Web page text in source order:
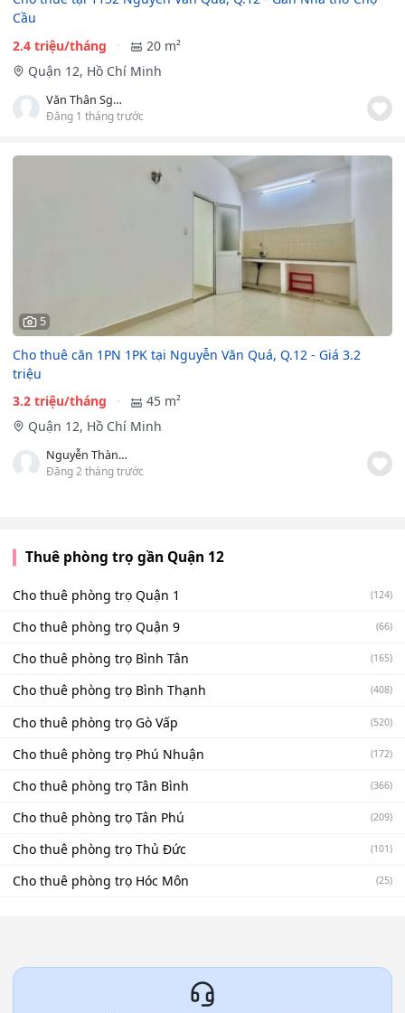
Cầu
2.4 triệu/tháng
20 m²
Quận 12, Hồ Chí Minh
Văn Thân Sghouses
Đăng 1 tháng trước
5
Cho thuê căn 1PN 1PK tại Nguyễn Văn Quá, Q.12 - Giá 3.2
triệu
3.2 triệu/tháng
45 m²
Quận 12, Hồ Chí Minh
Nguyễn Thành Luân
Đăng 2 tháng trước
Thuê phòng trọ gần Quận 12
Cho thuê phòng trọ Quận 1 (124)
Cho thuê phòng trọ Quận 9 (66)
Cho thuê phòng trọ Bình Tân (165)
Cho thuê phòng trọ Bình Thạnh (408)
Cho thuê phòng trọ Gò Vấp (520)
Cho thuê phòng trọ Phú Nhuận (172)
Cho thuê phòng trọ Tân Bình (366)
Cho thuê phòng trọ Tân Phú (209)
Cho thuê phòng trọ Thủ Đức (101)
Cho thuê phòng trọ Hóc Môn (25)